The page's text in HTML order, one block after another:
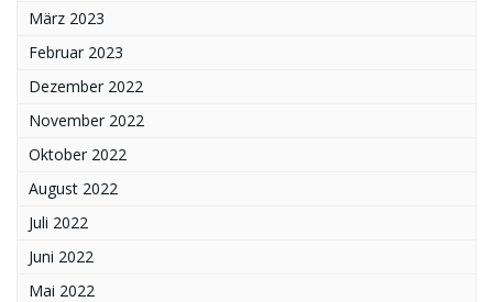
März 2023
Februar 2023
Dezember 2022
November 2022
Oktober 2022
August 2022
Juli 2022
Juni 2022
Mai 2022